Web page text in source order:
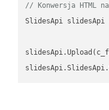
// Konwersja HTML na
SlidesApi